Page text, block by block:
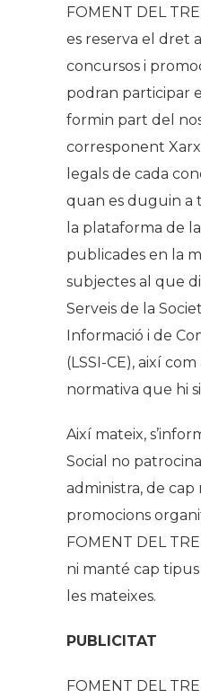
FOMENT DEL
es reserva el dret
concursos i
podran participar
formin part del
corresponent
legals de cada
quan es duguin a
la plataforma de
publicades en la
subjectes al que
Serveis de la
Informació i de
(LSSI-CE), així
normativa que hi
Així mateix,
Social no
administra, de cap
promocions
FOMENT DEL
ni manté cap tipus
les mateixes.
PUBLICITAT
FOMENT DEL